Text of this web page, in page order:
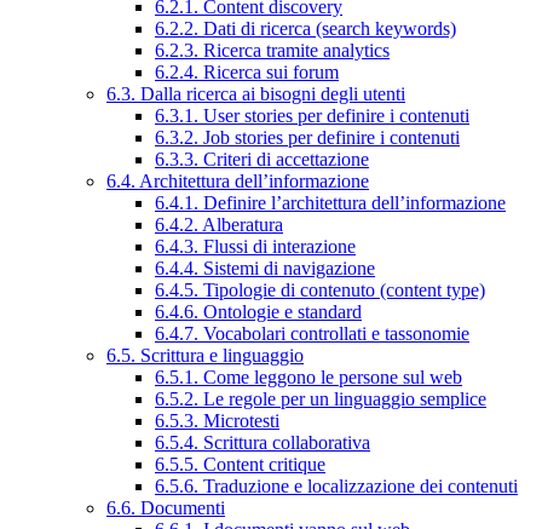
6.2.1. Content discovery
6.2.2. Dati di ricerca (search keywords)
6.2.3. Ricerca tramite analytics
6.2.4. Ricerca sui forum
6.3. Dalla ricerca ai bisogni degli utenti
6.3.1. User stories per definire i contenuti
6.3.2. Job stories per definire i contenuti
6.3.3. Criteri di accettazione
6.4. Architettura dell’informazione
6.4.1. Definire l’architettura dell’informazione
6.4.2. Alberatura
6.4.3. Flussi di interazione
6.4.4. Sistemi di navigazione
6.4.5. Tipologie di contenuto (content type)
6.4.6. Ontologie e standard
6.4.7. Vocabolari controllati e tassonomie
6.5. Scrittura e linguaggio
6.5.1. Come leggono le persone sul web
6.5.2. Le regole per un linguaggio semplice
6.5.3. Microtesti
6.5.4. Scrittura collaborativa
6.5.5. Content critique
6.5.6. Traduzione e localizzazione dei contenuti
6.6. Documenti